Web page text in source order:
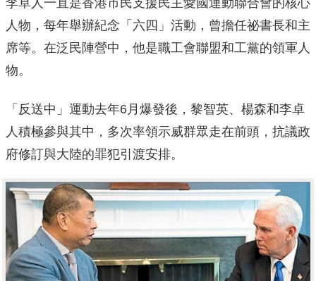
人物，每年舉辦紀念「六四」活動，曾擔任祕書長和主
席等。在泛民陣營中，他是職工會聯盟和工黨的領軍人
物。
「反送中」運動去年6月爆發後，黎智英、楊森和李卓
人積極參與其中，多次率領示威群眾走在前頭，抗議政
府修訂與大陸的罪犯引渡安排。